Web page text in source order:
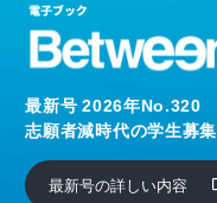
最新号 2026年No.320
志願者減時代の学生募集
最新号の詳しい内容